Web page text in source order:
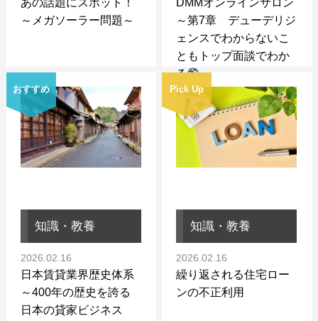
～メガソーラー問題～
～第7章 デューデリジ
ェンスでわからないこ
ともトップ面談でわか
る⑯～
おすすめ
知識・教養
2026.02.16
日本賃貸業界歴史体系
～400年の歴史を誇る
日本の貸家ビジネス
Pick Up
知識・教養
2026.02.16
繰り返される住宅ロー
ンの不正利用